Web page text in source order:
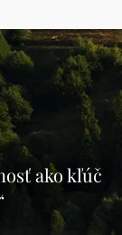
ako kľúč